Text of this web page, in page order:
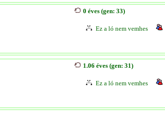
0 éves (gen: 33)
Ez a ló nem vemhes
1.06 éves (gen: 31)
Ez a ló nem vemhes